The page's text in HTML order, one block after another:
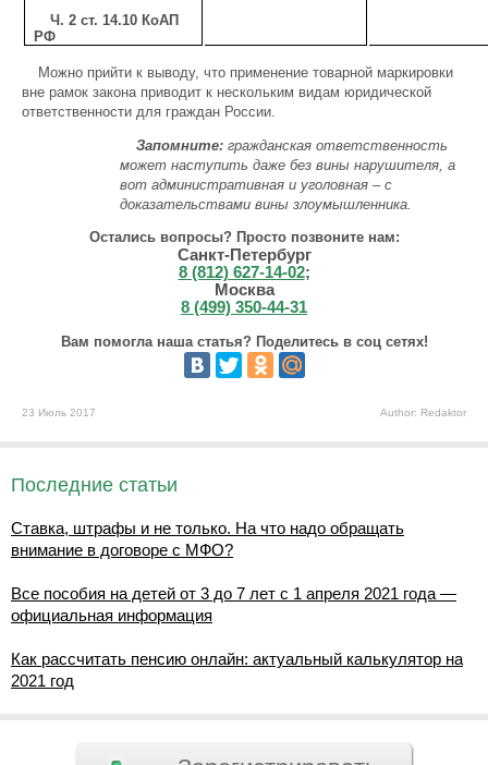
Ч. 2 ст. 14.10 КоАП
РФ
Можно прийти к выводу, что применение товарной маркировки
вне рамок закона приводит к нескольким видам юридической
ответственности для граждан России.
Запомните: гражданская ответственность
может наступить даже без вины нарушителя, а
вот административная и уголовная – с
доказательствами вины злоумышленника.
Остались вопросы? Просто позвоните нам:
Санкт-Петербург
8 (812) 627-14-02;
Москва
8 (499) 350-44-31
Вам помогла наша статья? Поделитесь в соц сетях!
23 Июль 2017 Author: Redaktor
Последние статьи
Ставка, штрафы и не только. На что надо обращать
внимание в договоре с МФО?
Все пособия на детей от 3 до 7 лет с 1 апреля 2021 года —
официальная информация
Как рассчитать пенсию онлайн: актуальный калькулятор на
2021 год